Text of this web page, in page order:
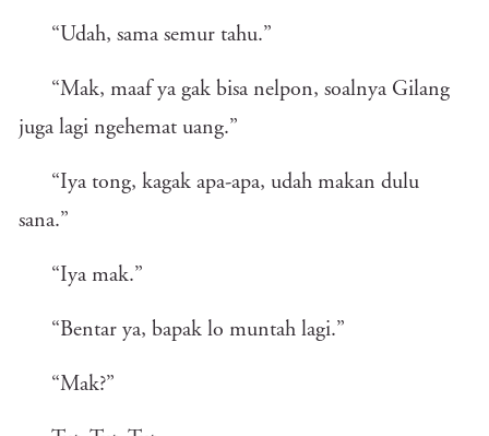
“Udah, sama semur tahu.”
“Mak, maaf ya gak bisa nelpon, soalnya Gilang
juga lagi ngehemat uang.”
“Iya tong, kagak apa-apa, udah makan dulu
sana.”
“Iya mak.”
“Bentar ya, bapak lo muntah lagi.”
“Mak?”